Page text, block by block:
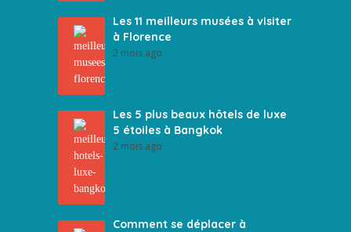
Les 11 meilleurs musées à visiter
à Florence
2 mois ago
Les 5 plus beaux hôtels de luxe
5 étoiles à Bangkok
2 mois ago
Comment se déplacer à